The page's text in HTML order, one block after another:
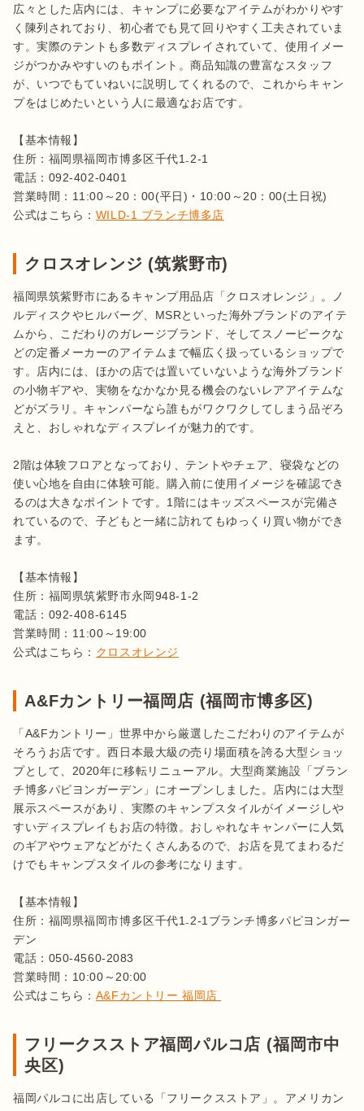
広々とした店内には、キャンプに必要なアイテムがわかりやす
く陳列されており、初心者でも見て回りやすく工夫されていま
す。実際のテントも多数ディスプレイされていて、使用イメー
ジがつかみやすいのもポイント。商品知識の豊富なスタッフ
が、いつでもていねいに説明してくれるので、これからキャン
プをはじめたいという人に最適なお店です。
【基本情報】
住所：福岡県福岡市博多区千代1₋2-1
電話：092-402-0401
営業時間：11:00～20：00(平日)・10:00～20：00(土日祝)
公式はこちら： WILD-1 ブランチ博多店
クロスオレンジ (筑紫野市)
福岡県筑紫野市にあるキャンプ用品店「クロスオレンジ」。ノ
ルディスクやヒルバーグ、MSRといった海外ブランドのアイテ
ムから、こだわりのガレージブランド、そしてスノーピークな
どの定番メーカーのアイテムまで幅広く扱っているショップで
す。店内には、ほかの店では置いていないような海外ブランド
の小物ギアや、実物をなかなか見る機会のないレアアイテムな
どがズラリ。キャンパーなら誰もがワクワクしてしまう品ぞろ
えと、おしゃれなディスプレイが魅力的です。
2階は体験フロアとなっており、テントやチェア、寝袋などの
使い心地を自由に体験可能。購入前に使用イメージを確認でき
るのは大きなポイントです。1階にはキッズスペースが完備さ
れているので、子どもと一緒に訪れてもゆっくり買い物ができ
ます。
【基本情報】
住所：福岡県筑紫野市永岡948-1-2
電話：092-408-6145
営業時間：11:00～19:00
公式はこちら： クロスオレンジ
A&Fカントリー福岡店 (福岡市博多区)
「A&Fカントリー」世界中から厳選したこだわりのアイテムが
そろうお店です。西日本最大級の売り場面積を誇る大型ショッ
プとして、2020年に移転リニューアル。大型商業施設「ブラン
チ博多パピヨンガーデン」にオープンしました。店内には大型
展示スペースがあり、実際のキャンプスタイルがイメージしや
すいディスプレイもお店の特徴。おしゃれなキャンパーに人気
のギアやウェアなどがたくさんあるので、お店を見てまわるだ
けでもキャンプスタイルの参考になります。
【基本情報】
住所：福岡県福岡市博多区千代1₋2-1ブランチ博多パピヨンガー
デン
電話：050-4560-2083
営業時間：10:00～20:00
公式はこちら： A&Fカントリー 福岡店
フリークスストア福岡パルコ店 (福岡市中
央区)
福岡パルコに出店している「フリークスストア」。アメリカン